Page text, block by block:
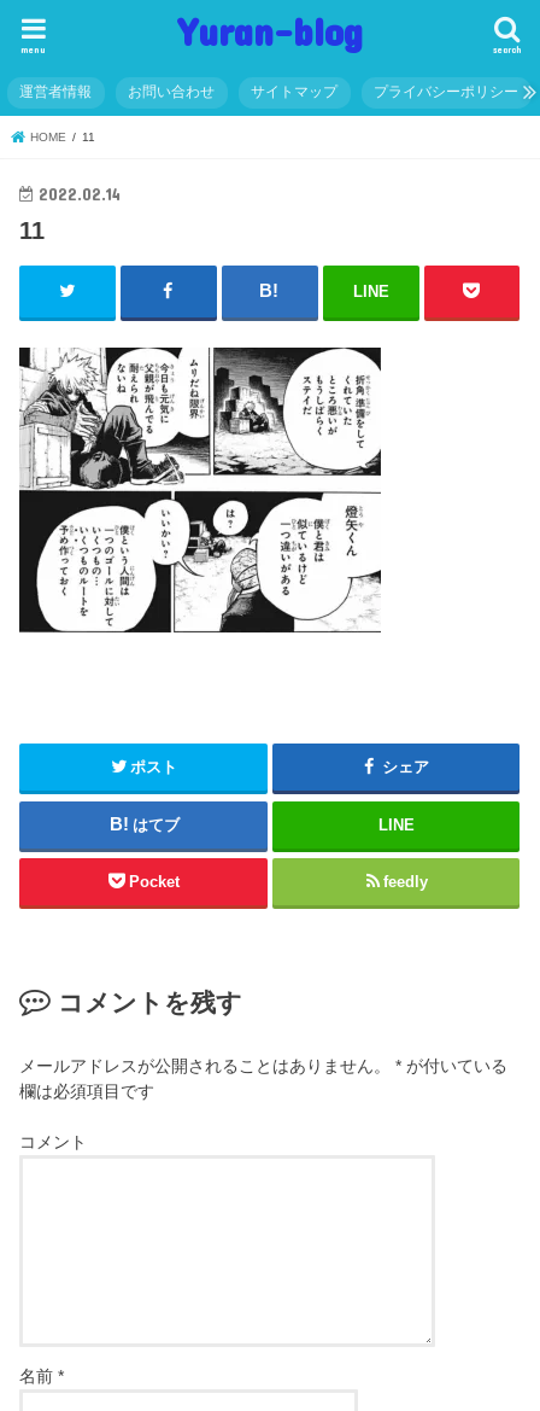
Yuran-blog search
menu
運営者情報 お問い合わせ サイトマップ プライバシーポリシー
HOME 11
2022.02.14
11
LINE
ポスト シェア
はてブ LINE
Pocket feedly
コメントを残す
メールアドレスが公開されることはありません。 * が付いている
欄は必須項目です
コメント
名前*